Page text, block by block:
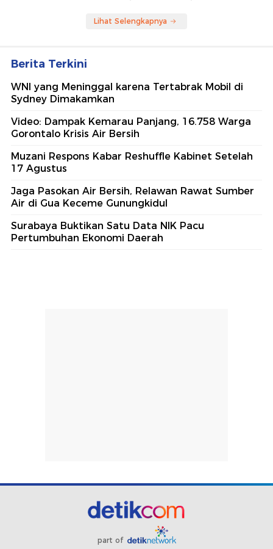
Lihat Selengkapnya
Berita Terkini
WNI yang Meninggal karena Tertabrak Mobil di
Sydney Dimakamkan
Video: Dampak Kemarau Panjang, 16.758 Warga
Gorontalo Krisis Air Bersih
Muzani Respons Kabar Reshuffle Kabinet Setelah
17 Agustus
Jaga Pasokan Air Bersih, Relawan Rawat Sumber
Air di Gua Keceme Gunungkidul
Surabaya Buktikan Satu Data NIK Pacu
Pertumbuhan Ekonomi Daerah
part of